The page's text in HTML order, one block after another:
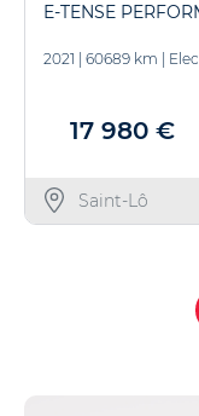
E-TENSE
2021 60689 km
17 980 €
Saint-Lô